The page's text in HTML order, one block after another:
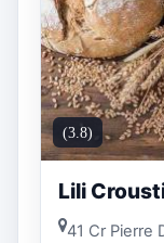
(3.8)
Lili
41 Cr Pierre